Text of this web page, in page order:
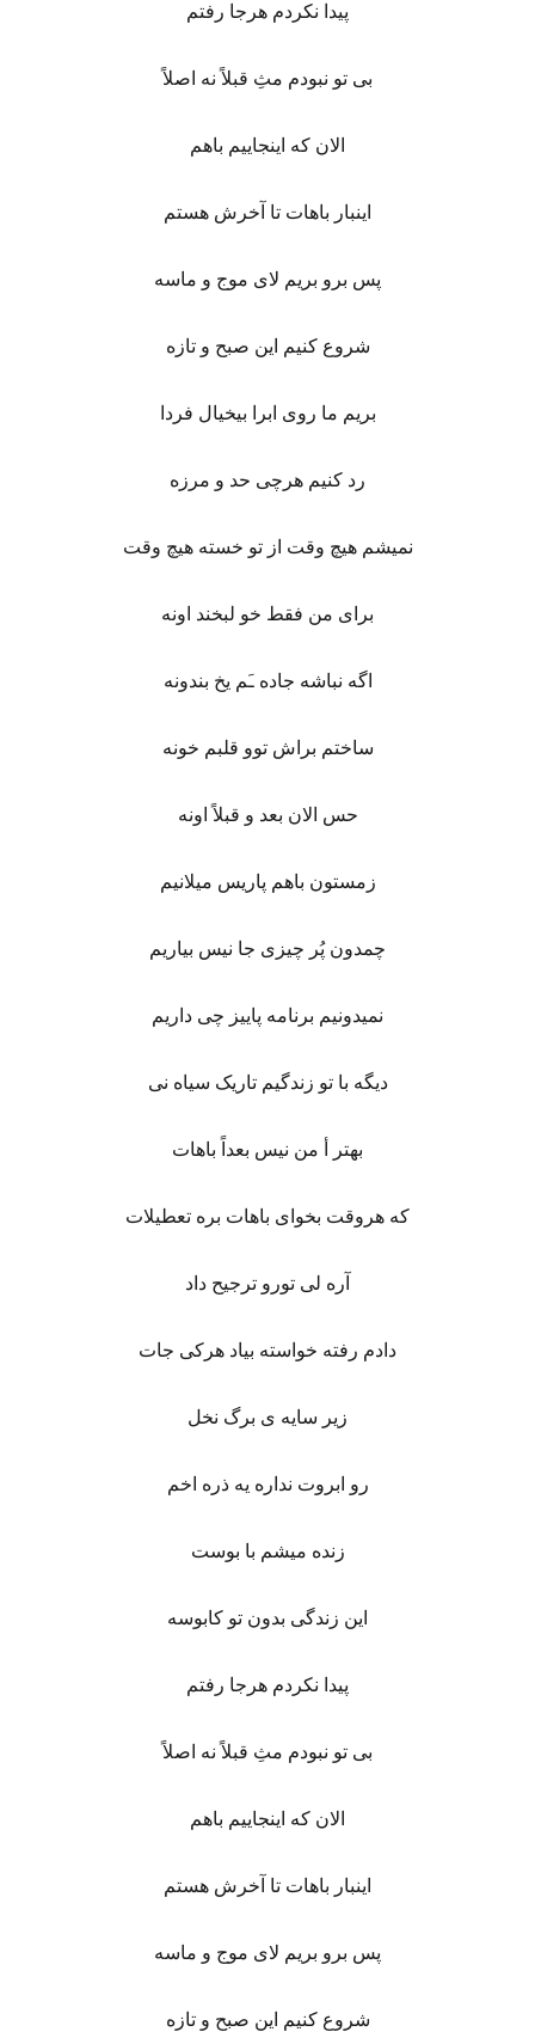
پیدا نکردم هرجا رفتم
بی تو نبودم مثِ قبلاً نه اصلاً
الان که اینجاییم باهم
اینبار باهات تا آخرش هستم
پس برو بریم لای موج و ماسه
شروع کنیم این صبح و تازه
بریم ما روی ابرا بیخیال فردا
رد کنیم هرچی حد و مرزه
نمیشم هیچ وقت از تو خسته هیچ وقت
برای من فقط خو لبخند اونه
اگه نباشه جاده ـَم یخ بندونه
ساختم براش توو قلبم خونه
حس الان بعد و قبلاً اونه
زمستون باهم پاریس میلانیم
چمدون پُر چیزی جا نیس بیاریم
نمیدونیم برنامه پاییز چی داریم
دیگه با تو زندگیم تاریک سیاه نی
بهتر أ من نیس بعداً باهات
که هروقت بخوای باهات بره تعطیلات
آره لی تورو ترجیح داد
دادم رفته خواسته بیاد هرکی جات
زیر سایه ی برگ نخل
رو ابروت نداره یه ذره اخم
زنده میشم با بوست
این زندگی بدون تو کابوسه
پیدا نکردم هرجا رفتم
بی تو نبودم مثِ قبلاً نه اصلاً
الان که اینجاییم باهم
اینبار باهات تا آخرش هستم
پس برو بریم لای موج و ماسه
شروع کنیم این صبح و تازه